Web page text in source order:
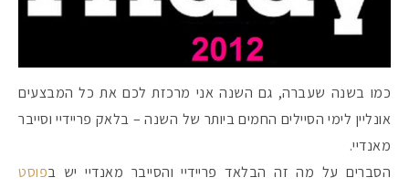
כמו בשנה שעברה, גם השנה אני מרכזת לכם את כל המבצעים
אונליין לימי הסיילים החמים ביותר של השנה – בלאק פריידיי וסייבר
מאנדיי.
הסברים על מה זה הבלאד פריידיי והסייבר מאנדיי יש בפוסט